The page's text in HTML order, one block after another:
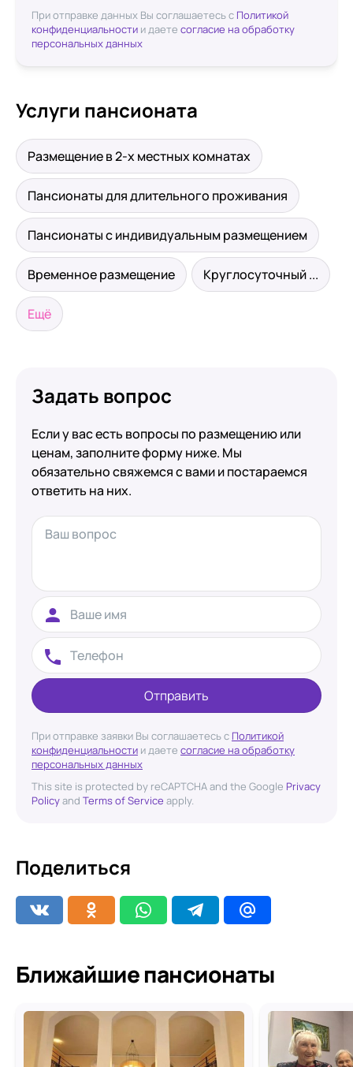
При отправке данных Вы соглашаетесь с Политикой
конфиденциальности и даете согласие на обработку
персональных данных
Услуги пансионата
Размещение в 2-х местных комнатах
Пансионаты для длительного проживания
Пансионаты с индивидуальным размещением
Временное размещение Круглосуточный ...
Ещё
Задать вопрос
Если у вас есть вопросы по размещению или
ценам, заполните форму ниже. Мы
обязательно свяжемся с вами и постараемся
ответить на них.
Отправить
При отправке заявки Вы соглашаетесь с Политикой
конфиденциальности и даете согласие на обработку
персональных данных
This site is protected by reCAPTCHA and the Google Privacy
Policyand Terms of Service apply.
Поделиться
Ближайшие пансионаты